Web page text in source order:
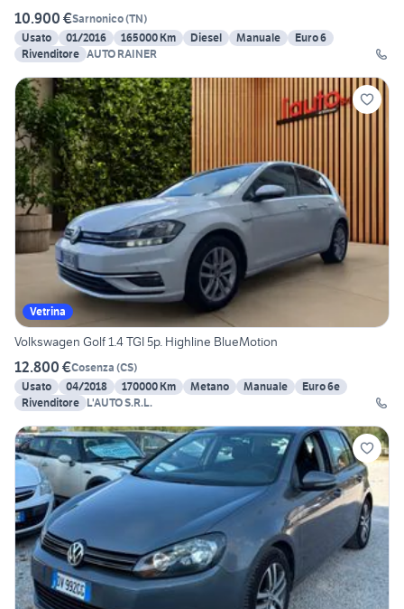
10.900 €Sarnonico(TN)
Usato
01/2016 165000 Km Diesel Manuale
Euro 6
Rivenditore AUTO RAINER
Vetrina
Volkswagen Golf 1.4 TGI 5p. Highline BlueMotion
12.800 €Cosenza (CS)
Usato
04/2018 170000 Km Metano Manuale
Euro 6e
Rivenditore L'AUTO S.R.L.